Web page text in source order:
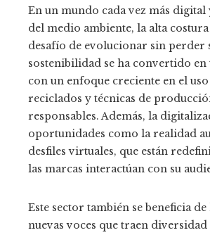
En un mundo cada vez más digital
del medio ambiente, la alta
desafío de evolucionar sin perder
sostenibilidad se ha convertido
con un enfoque creciente en el
reciclados y técnicas de
responsables. Además, la
oportunidades como la realidad
desfiles virtuales, que están
las marcas interactúan con su
Este sector también se beneficia
nuevas voces que traen